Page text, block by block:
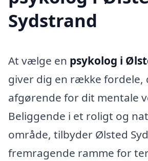
Sydstrand
At vælge en psykolog i
giver dig en række fordele,
afgørende for dit mentale
Beliggende i et roligt og
område, tilbyder Ølsted
fremragende ramme for